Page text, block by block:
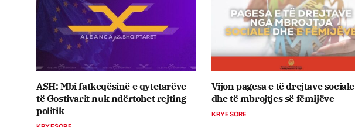
ASH: Mbi fatkeqësinë e qytetarëve
të Gostivarit nuk ndërtohet rejting
politik
Vijon pagesa e të drejtave sociale
dhe të mbrojtjes së fëmijëve
KRYESORE